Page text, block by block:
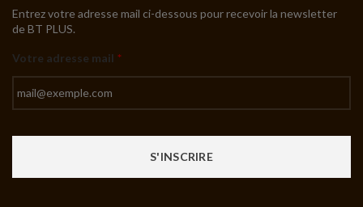
Entrez votre adresse mail ci-dessous pour recevoir la newsletter
de BT PLUS.
Votre adresse mail *